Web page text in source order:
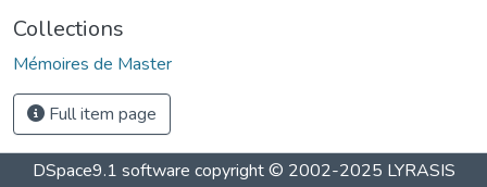
Collections
Mémoires de Master
Full item page
DSpace9.1 software copyright © 2002-2025 LYRASIS